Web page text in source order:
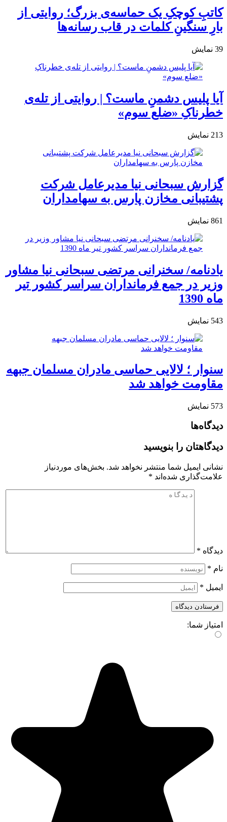
کاتبِ کوچکِ یک حماسه‌ی بزرگ؛ روایتی از
بارِ سنگینِ کلمات در قاب رسانه‌ها
39 نمایش
آیا پلیس دشمنِ ماست؟ | روایتی از تله‌ی
خطرناکِ «ضلع سوم»
213 نمایش
گزارش سبحانی نیا مدیرعامل شرکت
پشتیبانی مخازن پارس به سهامداران
861 نمایش
یادنامه/ سخنرانی مرتضی سبحانی نیا مشاور
وزیر در جمع فرمانداران سراسر کشور تیر
ماه 1390
543 نمایش
سنوار ؛ لالایی حماسی مادران مسلمان جبهه
مقاومت خواهد شد
573 نمایش
دیدگاه‌ها
دیدگاهتان را بنویسید
نشانی ایمیل شما منتشر نخواهد شد. بخش‌های موردنیاز
علامت‌گذاری شده‌اند *
دیدگاه *
نام *
ایمیل *
امتیاز شما: